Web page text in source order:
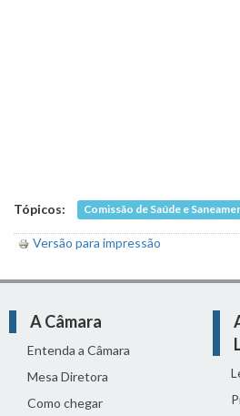
Tópicos: Comissão de Saúde e
Versão para impressão
A Câmara
Entenda a Câmara
Mesa Diretora
Como chegar